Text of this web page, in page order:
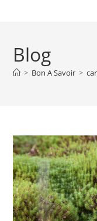
Blog
> Bon A Savoir >